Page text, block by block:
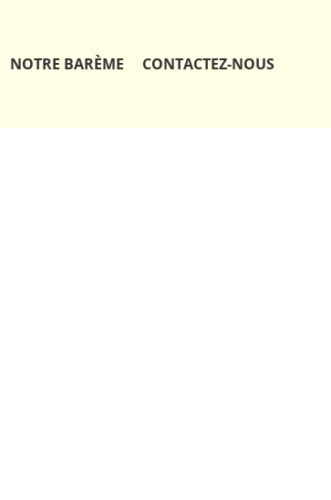
NOTRE BARÈME CONTACTEZ-NOUS